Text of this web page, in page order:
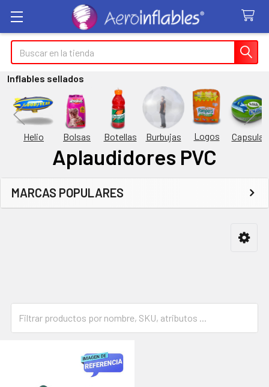
Buscar
Inflables sellados
Helio Bolsas Botellas Burbujas Logos Capsulas
Aplaudidores PVC
Barra
MARCAS POPULARES